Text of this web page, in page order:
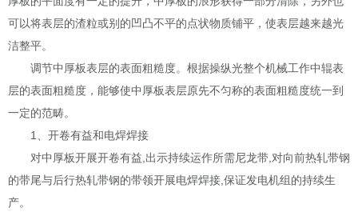
可以将表层的渣粒或别的凹凸不平的点状物质铺平，使表层越来越光
洁整平。
调节中厚板表层的表面粗糙度。根据操纵光整个机械工作中辊表
层的表面粗糙度，能够使中厚板表层原先不匀称的表面粗糙度统一到
一定的范畴。
1、开卷有益和电焊焊接
对中厚板开展开卷有益,出示持续运作所需尼龙带,对向前热轧带钢
的带尾与后行热轧带钢的带领开展电焊焊接,保证发电机组的持续生
产。